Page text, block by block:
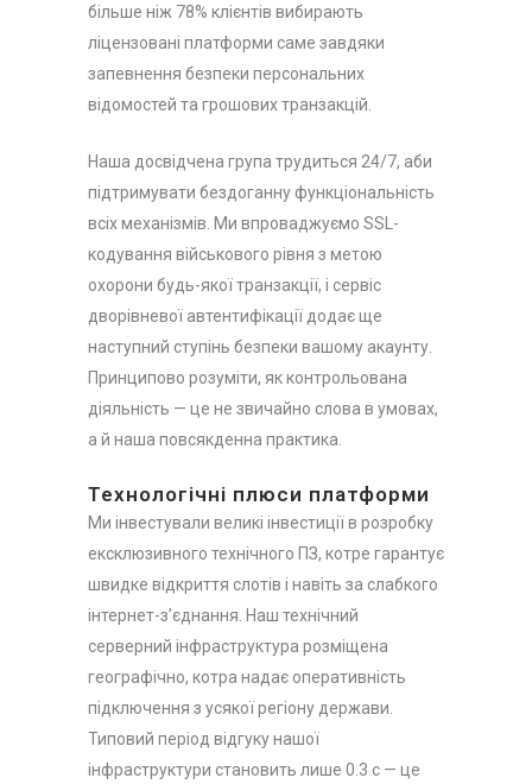
більше ніж 78% клієнтів вибирають
ліцензовані платформи саме завдяки
запевнення безпеки персональних
відомостей та грошових транзакцій.
Наша досвідчена група трудиться 24/7, аби
підтримувати бездоганну функціональність
всіх механізмів. Ми впроваджуємо SSL-
кодування військового рівня з метою
охорони будь-якої транзакції, і сервіс
дворівневої автентифікації додає ще
наступний ступінь безпеки вашому акаунту.
Принципово розуміти, як контрольована
діяльність — це не звичайно слова в умовах,
а й наша повсякденна практика.
Технологічні плюси платформи
Ми інвестували великі інвестиції в розробку
ексклюзивного технічного ПЗ, котре гарантує
швидке відкриття слотів і навіть за слабкого
інтернет-з’єднання. Наш технічний
серверний інфраструктура розміщена
географічно, котра надає оперативність
підключення з усякої регіону держави.
Типовий період відгуку нашої
інфраструктури становить лише 0.3 с — це